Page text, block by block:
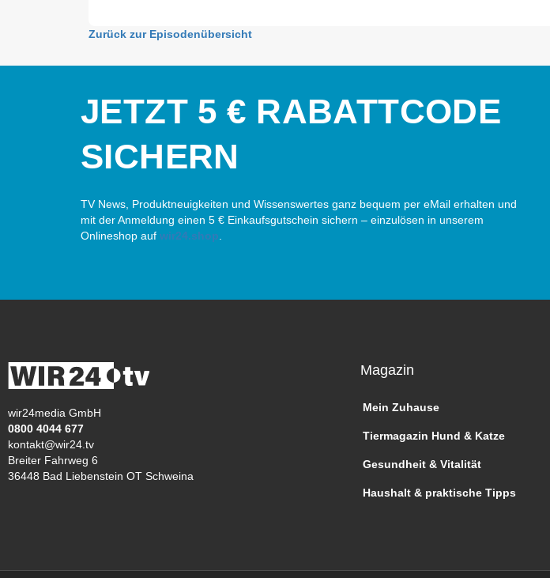
Zurück zur Episodenübersicht
JETZT 5 € RABATTCODE
SICHERN
TV News, Produktneuigkeiten und Wissenswertes ganz bequem per eMail erhalten und
mit der Anmeldung einen 5 € Einkaufsgutschein sichern – einzulösen in unserem
Onlineshop auf wir24.shop.
wir24media GmbH
0800 4044 677
kontakt@wir24.tv
Breiter Fahrweg 6
36448 Bad Liebenstein OT Schweina
Magazin
Mein Zuhause
Tiermagazin Hund & Katze
Gesundheit & Vitalität
Haushalt & praktische Tipps